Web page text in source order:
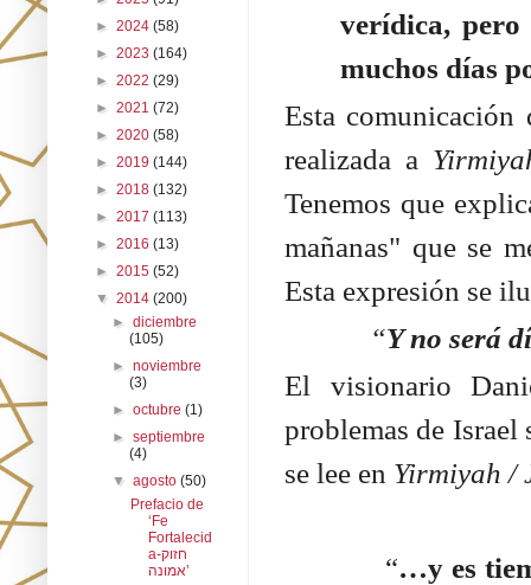
verídica, pero
muchos días
Esta comunicación
realizada a
Tenemos que
mañanas" que se
Esta expresión se
“Y no será
El visionario
problemas de
se lee en Yirmiyah /
“…y es
► 2024 (58)
► 2023 (164)
► 2022 (29)
► 2021 (72)
► 2020 (58)
► 2019 (144)
► 2018 (132)
► 2017 (113)
► 2016 (13)
► 2015 (52)
▼ 2014 (200)
►diciembre
(105)
►noviembre
(3)
►octubre(1)
►septiembre
(4)
▼agosto(50)
Prefacio de
‘Fe
Fortalecid
a-חזוק
אמונה’